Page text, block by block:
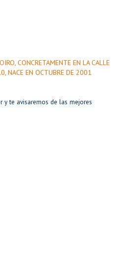
CONCRETAMENTE EN LA CALLE
NACE EN OCTUBRE DE 2001
y te avisaremos de las mejores